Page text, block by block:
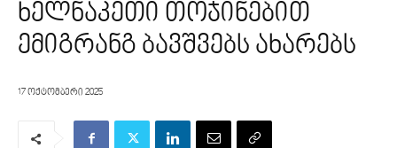
ხელნაკეთი თოჯინებით
ემიგრანგ ბავშვებს ახარებს
17 ოქტომბერი 2025